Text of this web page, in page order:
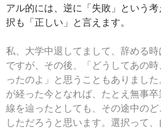
アル的には、逆に「失敗」という
択も「正しい」と言えます。
私、大学中退してまして、辞める
ですが、その後、「どうしてあの
ったのよ」と思うこともありまし
が経った今となれば、たとえ無事
線を辿ったとしても、その途中の
しただろうと思います。 選択って、